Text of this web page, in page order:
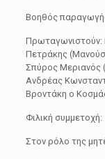
Βοηθός
Πρωταγωνιστούν:
Πετράκης
Σπύρος Μεριανός
Ανδρέας
Βροντάκη ο
Φιλική
Στον ρόλο της